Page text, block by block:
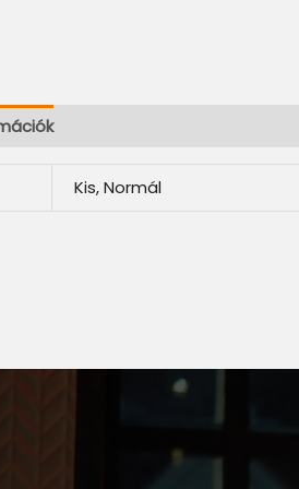
Kis, Normál